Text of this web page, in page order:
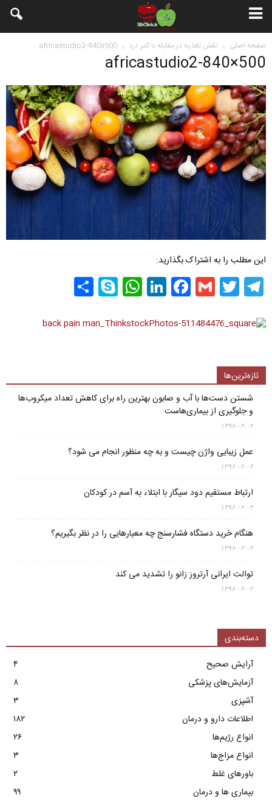
صفحه اصلی نقش تغذیه در مقابله با کمر درد africastudio2-840x500
africastudio2-840×500
این مطلب را به اشتراک بگذارید:
Telegram
Twitter
Gmail
Facebook
LinkedIn
WhatsApp
Skype
تازه‌ترین‌ها
شستن دست‌ها با آب و صابون بهترین راه برای کاهش تعداد میکروب‌ها
و جلوگیری از بیماری‌هاست
۱۳۹۶-۰۲-۰۲
عمل زیبایی واژن چیست و به چه منظور انجام می شود؟
۱۳۹۶-۰۲-۰۲
ارتباط مستقیم دود سیگار با ابتلاء به آسم در کودکان
۱۳۹۶-۰۲-۰۲
هنگام خرید دستگاه فشارسنج چه معیارهایی را در نظر بگیریم؟
۱۳۹۶-۰۲-۰۲
توالت ایرانی آرتروز زانو را تشدید می کند
۱۳۹۶-۰۲-۰۲
دسته‌بندی
آرایش صحیح
۴
آزمایش‌های پزشکی
۸
آشپزی
۳
اطلاعات دارو و درمان
۱۸۲
انواع رژیم‌ها
۲۶
انواع مزاج‌ها
۳
باورهای غلط
۲
بیماری ها و درمان
۹۹